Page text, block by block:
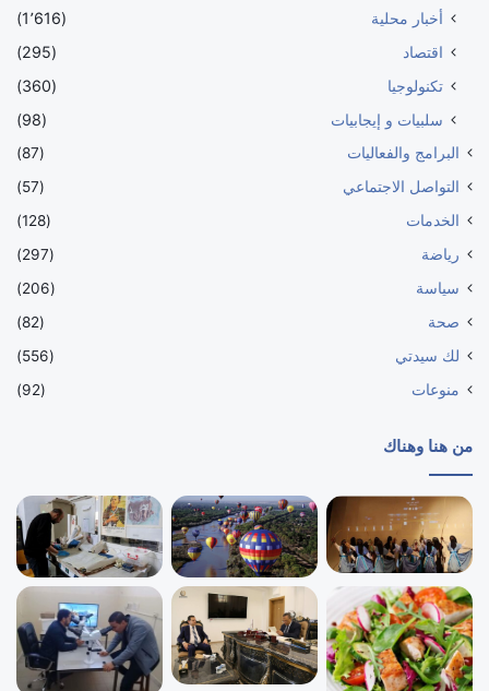
أخبار محلية
(1٬616)
اقتصاد
(295)
تكنولوجيا
(360)
سلبيات و إيجابيات
(98)
البرامج والفعاليات
(87)
التواصل الاجتماعي
(57)
الخدمات
(128)
رياضة
(297)
سياسة
(206)
صحة
(82)
لك سيدتي
(556)
منوعات
(92)
من هنا وهناك